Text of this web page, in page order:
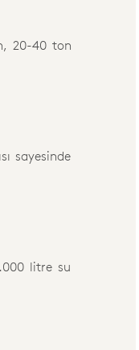
20-40 ton
sayesinde
litre su